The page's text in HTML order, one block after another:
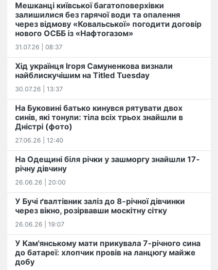
Мешканці київської багатоповерхівки
залишилися без гарячої води та опалення
через відмову «Ковальської» погодити договір
нового ОСББ із «Нафтогазом»
31.07.26 | 08:37
Хід українця Ігоря Самуненкова визнали
найблискучішим на Titled Tuesday
30.07.26 | 13:37
На Буковині батько кинувся рятувати двох
синів, які тонули: тіла всіх трьох знайшли в
Дністрі (фото)
27.06.26 | 12:40
На Одещині біля річки у зашморгу знайшли 17-
річну дівчину
26.06.26 | 20:00
У Бучі ґвалтівник заліз до 8-річної дівчинки
через вікно, розірвавши москітну сітку
26.06.26 | 19:07
У Кам'янському мати прикувала 7-річного сина
до батареї: хлопчик провів на ланцюгу майже
добу